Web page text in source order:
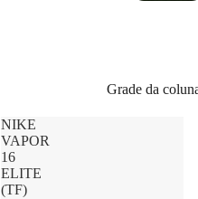
Grade da
NIKE
VAPOR
16
ELITE
(TF)